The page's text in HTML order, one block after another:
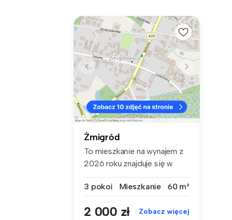
Żmigród
To mieszkanie na wynajem z
2026 roku znajduje się w
3 pokoi
Mieszkanie 60 m²
2 000 zł Zobacz więcej